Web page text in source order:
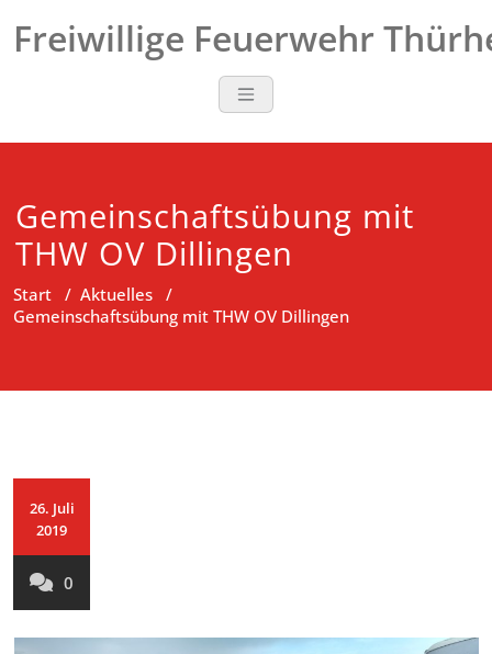
Inhalt
Freiwillige Feuerwehr
Gemeinschaftsübung mit
THW OV Dillingen
Start / Aktuelles /
Gemeinschaftsübung mit THW OV Dillingen
26. Juli
2019
0